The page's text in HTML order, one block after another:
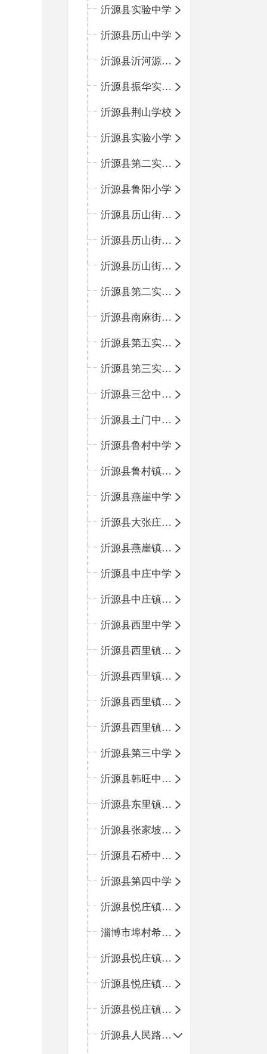
沂源县实验中学
沂源县历山中学
沂源县沂河源学校
沂源县振华实验学校
沂源县荆山学校
沂源县实验小学
沂源县第二实验小学
沂源县鲁阳小学
沂源县历山街道办事处振兴路小学
沂源县历山街道办事处荆山路小学
沂源县历山街道办事处鲁山路小学
沂源县第二实验中学
沂源县南麻街道办事处中心小学
沂源县第五实验小学
沂源县第三实验小学
沂源县三岔中心学校
沂源县土门中心学校
沂源县鲁村中学
沂源县鲁村镇中心小学
沂源县燕崖中学
沂源县大张庄中心学校
沂源县燕崖镇中心小学
沂源县中庄中学
沂源县中庄镇中心小学
沂源县西里中学
沂源县西里镇中心小学
沂源县西里镇柳枝峪回民小学
沂源县西里镇金星完全小学
沂源县西里镇团圆小学
沂源县第三中学
沂源县韩旺中心学校
沂源县东里镇中心小学
沂源县张家坡中心学校
沂源县石桥中心学校
沂源县第四中学
沂源县悦庄镇中心小学
淄博市埠村希望小学
沂源县悦庄镇青龙山小学
沂源县悦庄镇鲍庄完小
沂源县悦庄镇赵庄小学
沂源县人民路小学